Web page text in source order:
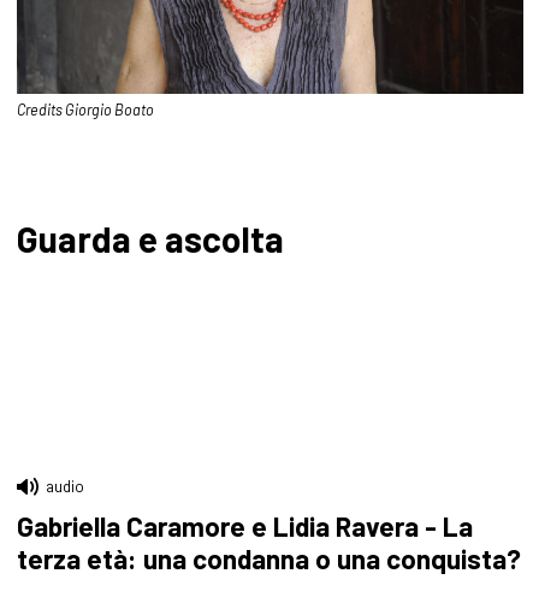
Credits Giorgio Boato
Guarda e ascolta
audio
Gabriella Caramore e Lidia Ravera - La
terza età: una condanna o una conquista?